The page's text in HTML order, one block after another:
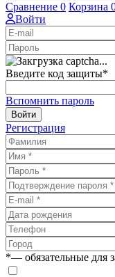
Сравнение 0 Корзина
Войти
Введите код защиты*
Вспомнить пароль
Войти
Регистрация
*— обязательные для